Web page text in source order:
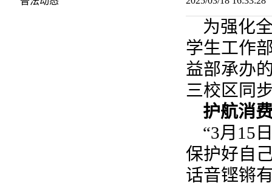
为强化
学生工作
益部承办
三校区同
护航消
“3月15
保护好自
话音铿锵